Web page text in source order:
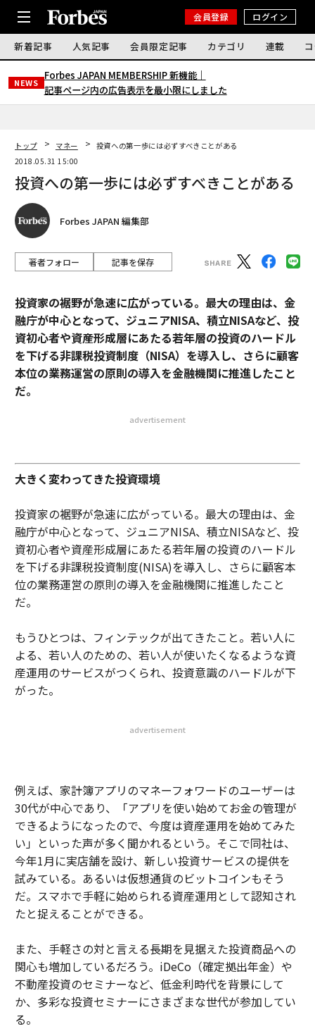
会員登録 ログイン
新着記事 人気記事 会員限定記事 カテゴリ 連載
NEWS
Forbes JAPAN MEMBERSHIP 新機能｜
記事ページ内の広告表示を最小限にしました
トップ マネー
投資への第一歩には必ずすべきことがある
2018.05.31 15:00
投資への第一歩には必ずすべきことがある
Forbes JAPAN 編集部
著者フォロー 記事を保存
投資家の裾野が急速に広がっている。最大の理由は、金
融庁が中心となって、ジュニアNISA、積立NISAなど、投
資初心者や資産形成層にあたる若年層の投資のハードル
を下げる非課税投資制度（NISA）を導入し、さらに顧客
本位の業務運営の原則の導入を金融機関に推進したこと
だ。
advertisement
大きく変わってきた投資環境
投資家の裾野が急速に広がっている。最大の理由は、金
融庁が中心となって、ジュニアNISA、積立NISAなど、投
資初心者や資産形成層にあたる若年層の投資のハードル
を下げる非課税投資制度(NISA)を導入し、さらに顧客本
位の業務運営の原則の導入を金融機関に推進したこと
だ。
もうひとつは、フィンテックが出てきたこと。若い人に
よる、若い人のための、若い人が使いたくなるような資
産運用のサービスがつくられ、投資意識のハードルが下
がった。
advertisement
例えば、家計簿アプリのマネーフォワードのユーザーは
30代が中心であり、「アプリを使い始めてお金の管理が
できるようになったので、今度は資産運用を始めてみた
い」といった声が多く聞かれるという。そこで同社は、
今年1月に実店舗を設け、新しい投資サービスの提供を
試みている。あるいは仮想通貨のビットコインもそう
だ。スマホで手軽に始められる資産運用として認知され
たと捉えることができる。
また、手軽さの対と言える長期を見据えた投資商品への
関心も増加しているだろう。iDeCo（確定拠出年金）や
不動産投資のセミナーなど、低金利時代を背景にして
か、多彩な投資セミナーにさまざまな世代が参加してい
る。